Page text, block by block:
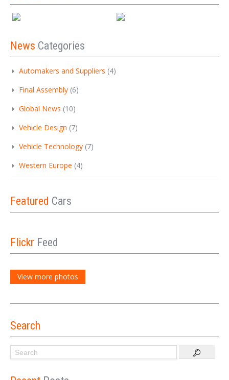
News Categories
Automakers and Suppliers (4)
Final Assembly (6)
Global News (10)
Vehicle Design (7)
Vehicle Technology (7)
Western Europe (4)
Featured Cars
Flickr Feed
View more photos
Search